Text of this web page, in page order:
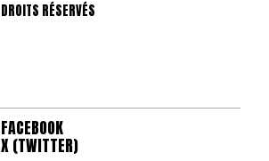
DROITS RÉSERVÉS
FACEBOOK
X (TWITTER)